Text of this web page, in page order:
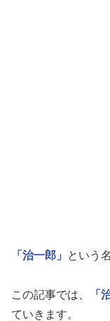
「治一郎」 という
この記事では、 「
ていきます。